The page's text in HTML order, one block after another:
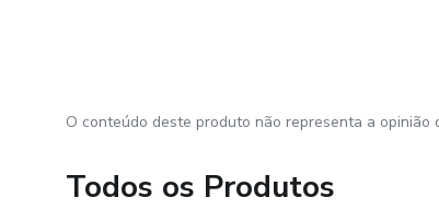
O conteúdo deste produto não representa a opinião
Todos os Produtos